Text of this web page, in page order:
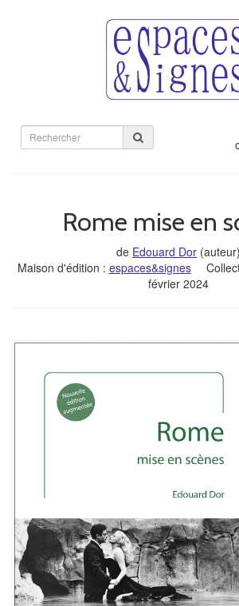
Rechercher
sur
Rome mise en
de Edouard Dor (auteur)
Maison d'édition : espaces&signes
février 2024